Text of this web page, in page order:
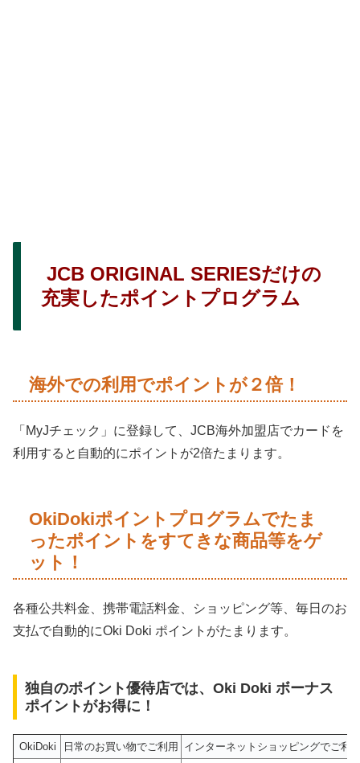
JCB ORIGINAL SERIESだけの
充実したポイントプログラム
海外での利用でポイントが２倍！
「MyJチェック」に登録して、JCB海外加盟店でカードを
利用すると自動的にポイントが2倍たまります。
OkiDokiポイントプログラムでたま
ったポイントをすてきな商品等をゲ
ット！
各種公共料金、携帯電話料金、ショッピング等、毎日のお
支払で自動的にOki Doki ポイントがたまります。
独自のポイント優待店では、Oki Doki ボーナス
ポイントがお得に！
OkiDoki 日常のお買い物でご利用 インターネットショッピングでご利